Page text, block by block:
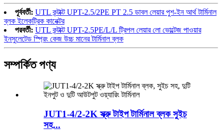
পূর্ববর্তী: UTL কন্টাক্ট UPT-2.5/2PE PT 2.5 ডাবল লেয়ার পুশ-ইন আর্থ টার্মিনাল
ব্লক ইলেকট্রিক কানেক্টর
পরবর্তী: UTL কন্টাক্ট UPT-2.5PE/L/L ট্রিপল লেয়ার লো ভোল্টেজ পাওয়ার
ইনসুলেটেড স্প্রিং কেজ উচ্চ মানের টার্মিনাল ব্লক
সম্পর্কিত পণ্য
JUT1-4/2-2K স্ক্রু টাইপ টার্মিনাল ব্লক সুইচ
সহ...